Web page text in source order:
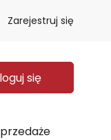
Zarejestruj się
się